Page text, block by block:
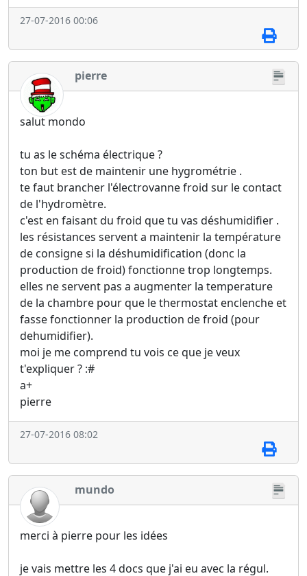
27-07-2016 00:06
pierre
salut mondo
tu as le schéma électrique ?
ton but est de maintenir une hygrométrie .
te faut brancher l'électrovanne froid sur le contact
de l'hydromètre.
c'est en faisant du froid que tu vas déshumidifier .
les résistances servent a maintenir la température
de consigne si la déshumidification (donc la
production de froid) fonctionne trop longtemps.
elles ne servent pas a augmenter la temperature
de la chambre pour que le thermostat enclenche et
fasse fonctionner la production de froid (pour
dehumidifier).
moi je me comprend tu vois ce que je veux
t'expliquer ? :#
a+
pierre
27-07-2016 08:02
mundo
merci à pierre pour les idées
je vais mettre les 4 docs que j'ai eu avec la régul.